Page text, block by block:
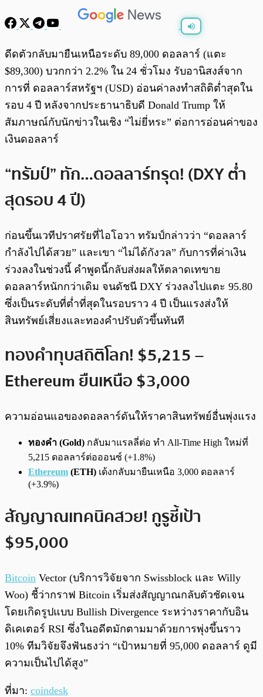
พร้อมเล่น 0:00
ดีดตัวกลับมายืนเหนือระดับ 89,000 ดอลลาร์ (แตะ
$89,300) บวกกว่า 2.2% ใน 24 ชั่วโมง รับอานิสงส์จาก
การที่ ดอลลาร์สหรัฐฯ (USD) อ่อนค่าลงทำสถิติต่ำสุดใน
รอบ 4 ปี หลังจากประธานาธิบดี Donald Trump ให้
สัมภาษณ์กับนักข่าวในเชิง “ไม่ยี่หระ” ต่อการอ่อนค่าของ
เงินดอลลาร์
“ทรัมป์” ทัก…ดอลลาร์ทรุด! (DXY ต่ำ
สุดรอบ 4 ปี)
ก่อนขึ้นเวทีปราศรัยที่ไอโอวา ทรัมป์กล่าวว่า “ดอลลาร์
กำลังไปได้สวย” และเขา “ไม่ได้กังวล” กับการที่ค่าเงิน
ร่วงลงในช่วงนี้ คำพูดนี้กลับส่งผลให้ตลาดเทขาย
ดอลลาร์หนักกว่าเดิม จนดัชนี DXY ร่วงลงไปแตะ 95.80
ซึ่งเป็นระดับที่ต่ำที่สุดในรอบราว 4 ปี เป็นแรงส่งให้
สินทรัพย์เสี่ยงและทองคำปรับตัวขึ้นทันที
ทองคำทุบสถิติโลก! $5,215 –
Ethereum ยืนเหนือ $3,000
ความอ่อนแอของดอลลาร์ดันให้ราคาสินทรัพย์อื่นพุ่งแรง
ทองคำ (Gold) กลับมาแรลลี่ต่อ ทำ All-Time High ใหม่ที่
5,215 ดอลลาร์ต่อออนซ์ (+1.8%)
Ethereum (ETH) เด้งกลับมายืนเหนือ 3,000 ดอลลาร์
(+3.9%)
สัญญาณเทคนิคสวย! กูรูชี้เป้า
$95,000
Bitcoin Vector (บริการวิจัยจาก Swissblock และ Willy
Woo) ชี้ว่ากราฟ Bitcoin เริ่มส่งสัญญาณกลับตัวชัดเจน
โดยเกิดรูปแบบ Bullish Divergence ระหว่างราคากับอิน
ดิเคเตอร์ RSI ซึ่งในอดีตมักตามมาด้วยการพุ่งขึ้นราว
10% ทีมวิจัยจึงฟันธงว่า “เป้าหมายที่ 95,000 ดอลลาร์ ดูมี
ความเป็นไปได้สูง”
ที่มา: coindesk